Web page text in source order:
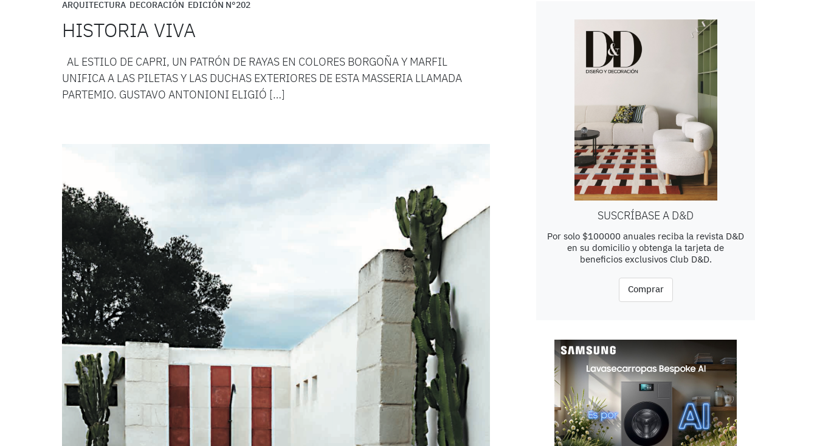
ARQUITECTURA DECORACIÓN EDICIÓN N°202
HISTORIA VIVA
AL ESTILO DE CAPRI, UN PATRÓN DE RAYAS EN COLORES BORGOÑA Y MARFIL
UNIFICA A LAS PILETAS Y LAS DUCHAS EXTERIORES DE ESTA MASSERIA LLAMADA
PARTEMIO. GUSTAVO ANTONIONI ELIGIÓ […]
SUSCRÍBASE A D&D
Por solo $100000 anuales reciba la revista D&D
en su domicilio y obtenga la tarjeta de
beneficios exclusivos Club D&D.
Comprar